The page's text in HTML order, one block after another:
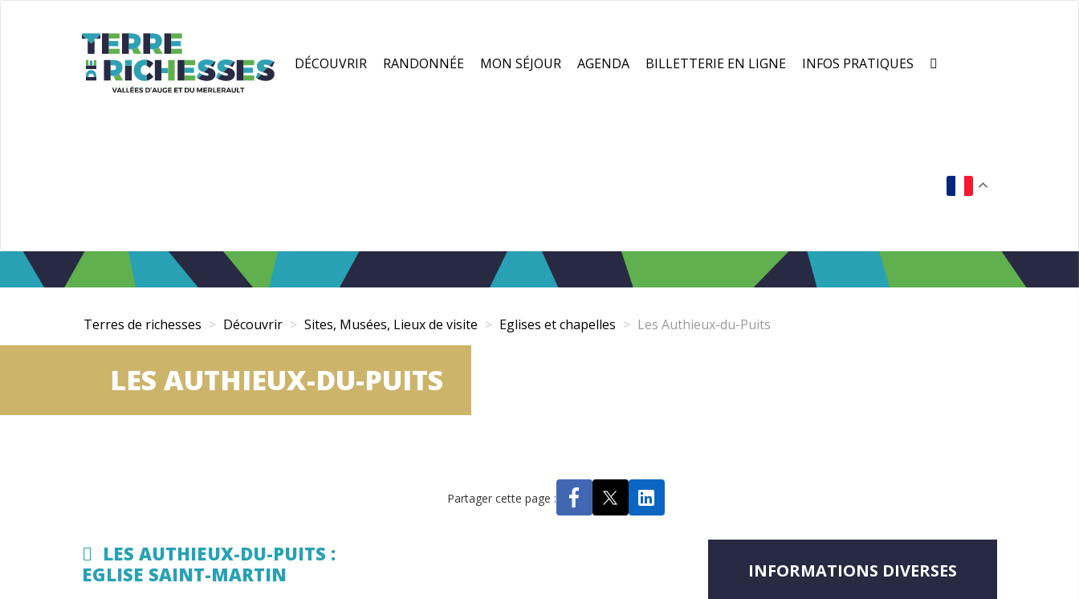
DÉCOUVRIR RANDONNÉE MON SÉJOUR AGENDA BILLETTERIE EN LIGNE INFOS PRATIQUES
Terres de richesses Découvrir Sites, Musées, Lieux de visite Eglises et chapelles Les Authieux-du-Puits
LES AUTHIEUX-DU-PUITS
Partager cette page :
LES AUTHIEUX-DU-PUITS :
EGLISE SAINT-MARTIN
INFORMATIONS DIVERSES